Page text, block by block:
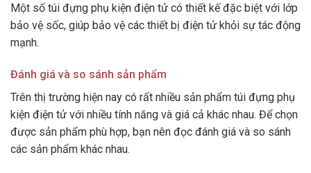
Một số túi đựng phụ kiện điện tử có thiết kế đặc biệt với lớp
bảo vệ sốc, giúp bảo vệ các thiết bị điện tử khỏi sự tác động
mạnh.
Đánh giá và so sánh sản phẩm
Trên thị trường hiện nay có rất nhiều sản phẩm túi đựng phụ
kiện điện tử với nhiều tính năng và giá cả khác nhau. Để chọn
được sản phẩm phù hợp, bạn nên đọc đánh giá và so sánh
các sản phẩm khác nhau.